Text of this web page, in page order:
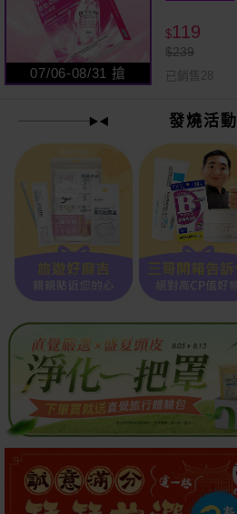
07/06-08/31 搶
$119
$239
已銷售28
發燒活動